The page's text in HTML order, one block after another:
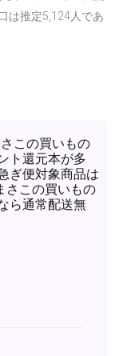
は推定5,124人であ
この買いもの
ト還元本が多
ぎ便対象商品は
さこの買いもの
ら通常配送無